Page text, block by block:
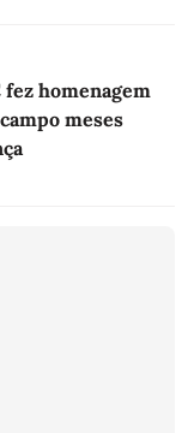
fez homenagem
meses